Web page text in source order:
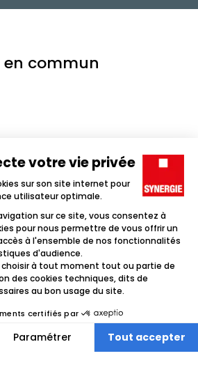
en commun
InstagramTikTok Youtube